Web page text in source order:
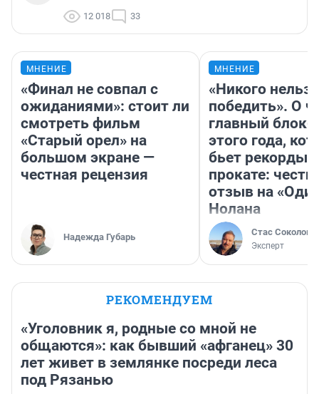
12 018 33
МНЕНИЕ
«Финал не совпал с
ожиданиями»: стоит ли
смотреть фильм
«Старый орел» на
большом экране —
честная рецензия
Надежда Губарь
МНЕНИЕ
«Никого нельзя
победить». О
главный
этого года,
бьет рекорды в
прокате:
отзыв на
Нолана
Стас Соколов
Эксперт
РЕКОМЕНДУЕМ
«Уголовник я, родные со мной не
общаются»: как бывший «афганец» 30
лет живет в землянке посреди леса
под Рязанью